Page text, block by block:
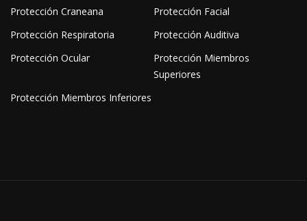
Protección Craneana
Protección Facial
Protección Respiratoria
Protección Auditiva
Protección Ocular
Protección Miembros
Superiores
Protección Miembros Inferiores